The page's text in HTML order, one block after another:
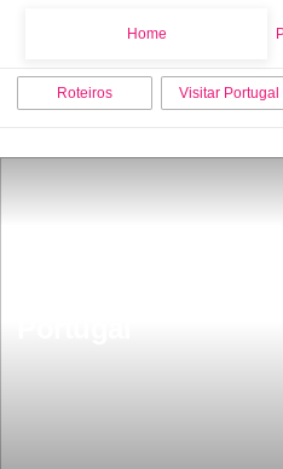
Home
Roteiros Visitar Portugal